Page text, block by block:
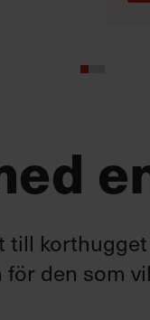
den som